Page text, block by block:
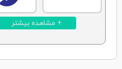
+ مشاهده بیشتر